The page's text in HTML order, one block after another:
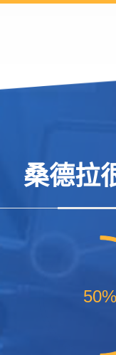
桑德拉
50%